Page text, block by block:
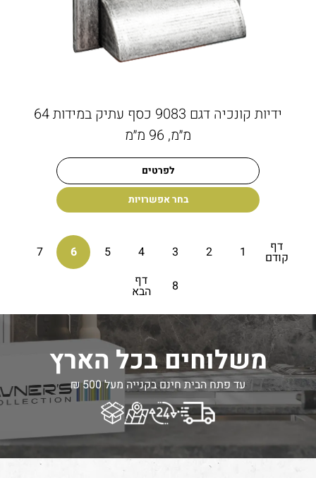
ידיות קונכיה דגם 9083 כסף עתיק במידות 64
מ״מ, 96 מ״מ
לפרטים
בחר אפשרויות
דף
קודם 1
2
3
4
5
6
7
8
דף
הבא
משלוחים בכל הארץ
עד פתח הבית חינם בקנייה מעל 500 ₪